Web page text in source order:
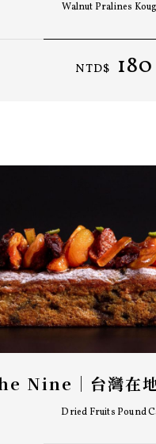
Walnut Pralines
NTD$ 180
Nine｜台灣在
Dried Fruits Pound